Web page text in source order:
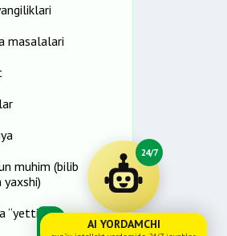
masalalari
muhim (bilib
yaxshi)
“yettiligi”
24/7
AI YORDAMCHI